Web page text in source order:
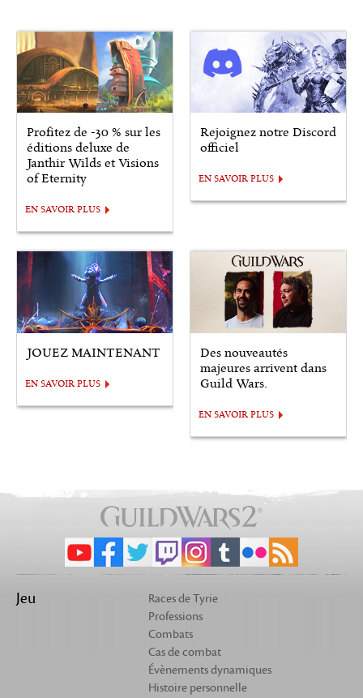
Profitez de -30 % sur les
éditions deluxe de
Janthir Wilds et Visions
of Eternity
EN SAVOIR PLUS
Rejoignez notre Discord
officiel
EN SAVOIR PLUS
JOUEZ MAINTENANT
EN SAVOIR PLUS
Des nouveautés
majeures arrivent dans
Guild Wars.
EN SAVOIR PLUS
Jeu
Races de Tyrie
Professions
Combats
Cas de combat
Évènements dynamiques
Histoire personnelle